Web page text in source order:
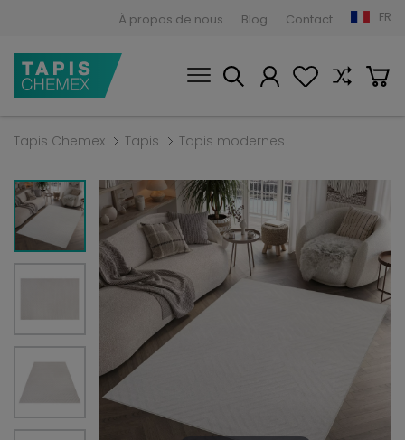
À propos de nous Blog Contact FR
Tapis Chemex Tapis Tapis modernes